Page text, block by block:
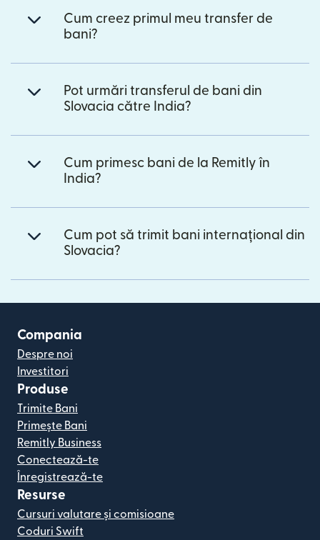
Cum creez primul meu transfer de
bani?
Pot urmări transferul de bani din
Slovacia către India?
Cum primesc bani de la Remitly în
India?
Cum pot să trimit bani internațional din
Slovacia?
Compania
Despre noi
Investitori
Produse
Trimite Bani
Primește Bani
Remitly Business
Conectează-te
Înregistrează-te
Resurse
Cursuri valutare și comisioane
Coduri Swift